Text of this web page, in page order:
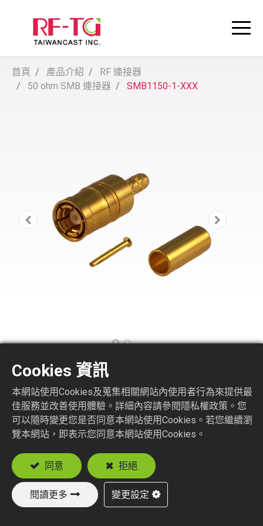
首頁 產品介紹
RF 連接器
50 ohm SMB 連接器
SMB1150-1-XXX
SMB1150-1-XXX
SMB STR. PLUG CRIMP TYPE (PLUG BODY
JACK PIN)
Suitable Cable
RG174, RG188, RG316
加入詢價車
Cookies 資訊
本網站使用Cookies及蒐集相關網站內使用者行為來提供最
佳服務並改善使用體驗。詳細內容請參閱隱私權政策。您
可以隨時變更您是否同意本網站使用Cookies。若您繼續瀏
覽本網站，即表示您同意本網站使用Cookies。
同意 拒絕
閱讀更多 變更設定